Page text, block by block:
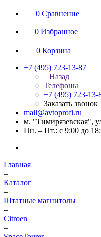
0 Сравнение
0 Избранное
0 Корзина
+7 (495) 723-13-87
Назад
Телефоны
+7 (495) 723-13-
Заказать звонок
mail@avtoprofi.ru
м. "Тимирязевская",
Пн. – Пт.: с 9:00 до
Главная
–
Каталог
–
Штатные магнитолы
–
Citroen
–